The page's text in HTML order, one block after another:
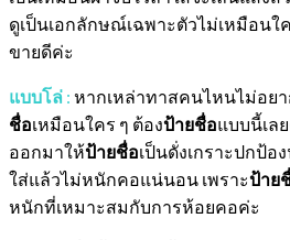
ดูเป็นเอกลักษณ์เฉพาะตัวไม่เหมือนใ
ขายดีค่ะ
แบบโล่ : หากเหล่าทาสคนไหนไม่อย
ชื่อเหมือนใคร ๆ ต้องป้ายชื่อแบบนี้เล
ออกมาให้ป้ายชื่อเป็นดั่งเกราะปกป้อ
ใส่แล้วไม่หนักคอแน่นอน เพราะป้าย
หนักที่เหมาะสมกับการห้อยคอค่ะ